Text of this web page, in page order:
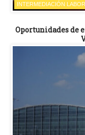
INTERMEDIACIÓN
Oportunidades de